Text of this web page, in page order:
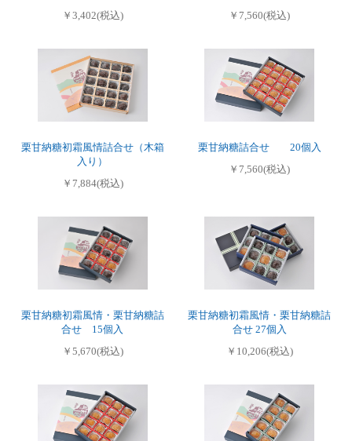
￥3,402(税込)
￥7,560(税込)
栗甘納糖初霜風情詰合せ（木箱
入り）
￥7,884(税込)
栗甘納糖詰合せ 20個入
￥7,560(税込)
栗甘納糖初霜風情・栗甘納糖詰
合せ 15個入
￥5,670(税込)
栗甘納糖初霜風情・栗甘納糖詰
合せ 27個入
￥10,206(税込)